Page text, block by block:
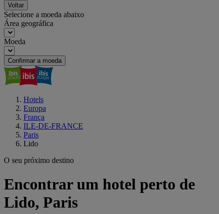
Voltar
Selecione a moeda abaixo
Área geográfica
Moeda
Confirmar a moeda
Hotels
Europa
França
ILE-DE-FRANCE
Paris
Lido
O seu próximo destino
Encontrar um hotel perto de
Lido, Paris